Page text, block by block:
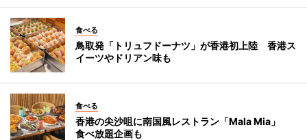
食べる
鳥取発「トリュフドーナツ」が香港初上陸 香港ス
イーツやドリアン味も
食べる
香港の尖沙咀に南国風レストラン「Mala Mia」
食べ放題企画も